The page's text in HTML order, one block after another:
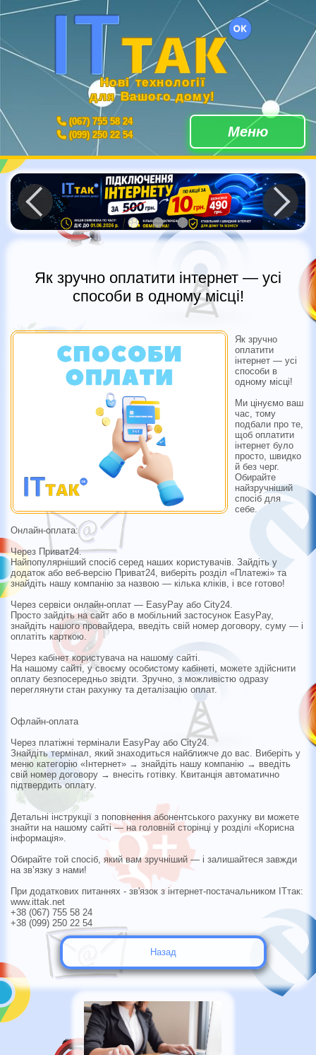
Нові технології
для Вашого дому!
(067) 755 58 24
(099) 250 22 54
Меню
Як зручно оплатити інтернет — усі
способи в одному місці!
Як зручно
оплатити
інтернет — усі
способи в
одному місці!
Ми цінуємо ваш
час, тому
подбали про те,
щоб оплатити
інтернет було
просто, швидко
й без черг.
Обирайте
найзручніший
спосіб для
себе.
Онлайн-оплата:
Через Приват24.
Найпопулярніший спосіб серед наших користувачів. Зайдіть у
додаток або веб-версію Приват24, виберіть розділ «Платежі» та
знайдіть нашу компанію за назвою — кілька кліків, і все готово!
Через сервіси онлайн-оплат — EasyPay або City24.
Просто зайдіть на сайт або в мобільний застосунок EasyPay,
знайдіть нашого провайдера, введіть свій номер договору, суму — і
оплатіть карткою.
Через кабінет користувача на нашому сайті.
На нашому сайті, у своєму особистому кабінеті, можете здійснити
оплату безпосередньо звідти. Зручно, з можливістю одразу
переглянути стан рахунку та деталізацію оплат.
Офлайн-оплата
Через платіжні термінали EasyPay або City24.
Знайдіть термінал, який знаходиться найближче до вас. Виберіть у
меню категорію «Інтернет» → знайдіть нашу компанію → введіть
свій номер договору → внесіть готівку. Квитанція автоматично
підтвердить оплату.
Детальні інструкції з поповнення абонентського рахунку ви можете
знайти на нашому сайті — на головній сторінці у розділі «Корисна
інформація».
Обирайте той спосіб, який вам зручніший — і залишайтеся завжди
на зв’язку з нами!
При додаткових питаннях - зв'язок з інтернет-постачальником ІТтак:
www.ittak.net
+38 (067) 755 58 24
+38 (099) 250 22 54
Назад